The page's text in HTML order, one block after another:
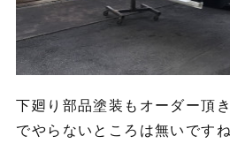
下廻り部品塗装もオーダー頂
でやらないところは無いですね